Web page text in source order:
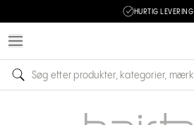
HURTIG LEVERING